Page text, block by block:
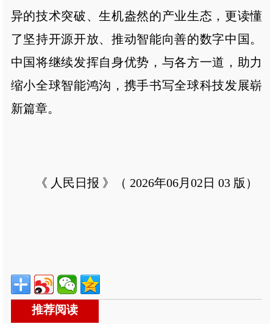
异的技术突破、生机盎然的产业生态，更读懂
了坚持开源开放、推动智能向善的数字中国。
中国将继续发挥自身优势，与各方一道，助力
缩小全球智能鸿沟，携手书写全球科技发展崭
新篇章。
《 人民日报 》（ 2026年06月02日 03 版）
推荐阅读